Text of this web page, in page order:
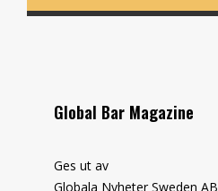
Global Bar Magazine
Ges ut av
Globala Nyheter Sweden AB